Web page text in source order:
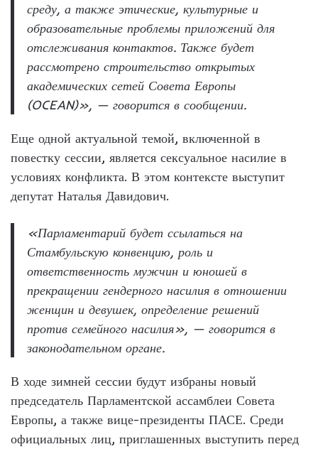
среду, а также этические, культурные и
образовательные проблемы приложений для
отслеживания контактов. Также будет
рассмотрено строительство открытых
академических сетей Совета Европы
(OCEAN)», — говорится в сообщении.
Еще одной актуальной темой, включенной в
повестку сессии, является сексуальное насилие в
условиях конфликта. В этом контексте выступит
депутат Наталья Давидович.
«Парламентарий будет ссылаться на
Стамбульскую конвенцию, роль и
ответственность мужчин и юношей в
прекращении гендерного насилия в отношении
женщин и девушек, определение решений
против семейного насилия», — говорится в
законодательном органе.
В ходе зимней сессии будут избраны новый
председатель Парламентской ассамблеи Совета
Европы, а также вице-президенты ПАСЕ. Среди
официальных лиц, приглашенных выступить перед